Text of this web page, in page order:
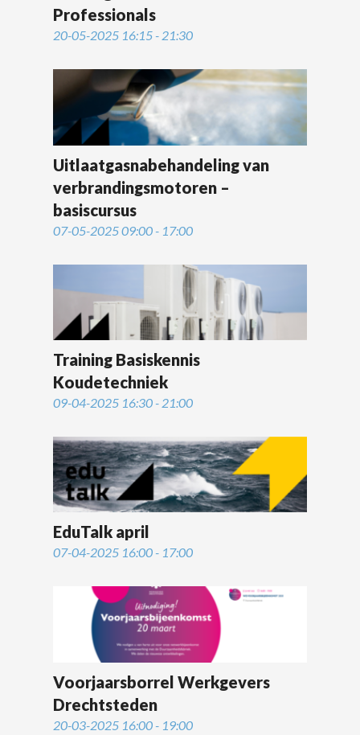
Professionals
20-05-2025 16:15 - 21:30
Uitlaatgasnabehandeling van
verbrandingsmotoren –
basiscursus
07-05-2025 09:00 - 17:00
Training Basiskennis
Koudetechniek
09-04-2025 16:30 - 21:00
EduTalk april
07-04-2025 16:00 - 17:00
Voorjaarsborrel Werkgevers
Drechtsteden
20-03-2025 16:00 - 19:00